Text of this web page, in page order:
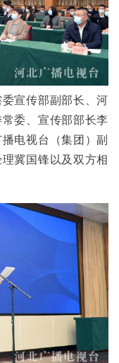
宣传部副部长、河
委、宣传部部长李
电视台（集团）副
冀国锋以及双方相